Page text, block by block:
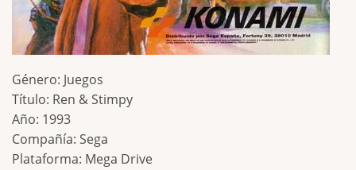
Género: Juegos
Título: Ren & Stimpy
Año: 1993
Compañía: Sega
Plataforma: Mega Drive